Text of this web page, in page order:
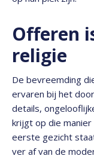
Offeren
religie
De bevreemding
ervaren bij het
details,
krijgt op die manier
eerste gezicht
ver af van de